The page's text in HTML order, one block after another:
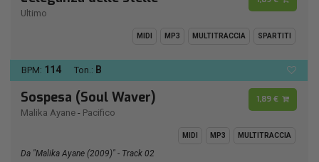
Ultimo
MIDI MP3 MULTITRACCIA SPARTITI
BPM: 114 Ton.: B
Sospesa (Soul Waver)
Malika Ayane - Pacifico
1,89 €
MIDI MP3 MULTITRACCIA
Da "Malika Ayane (2009)" - Track 02